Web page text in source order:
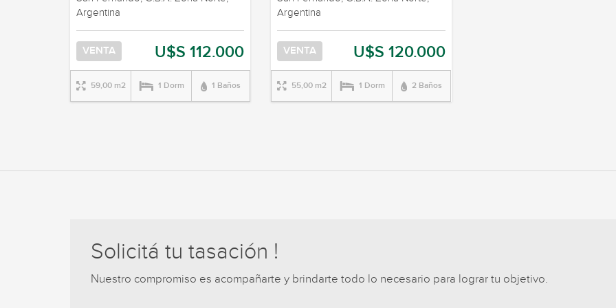
Argentina
VENTA U$S 112.000
59,00 m2 1 Dorm 1 Baños
Argentina
VENTA U$S 120.000
55,00 m2 1 Dorm 2 Baños
Solicitá tu tasación !
Nuestro compromiso es acompañarte y brindarte todo lo necesario para lograr tu objetivo.